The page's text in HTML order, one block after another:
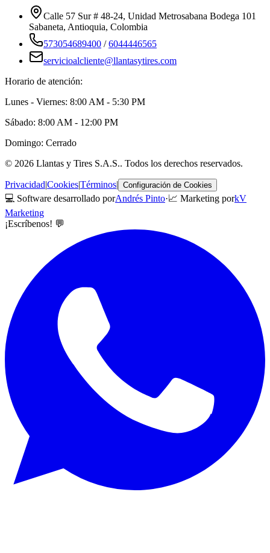
Calle 57 Sur # 48-24, Unidad Metrosabana Bodega 101
Sabaneta, Antioquia, Colombia
573054689400 /6044446565
servicioalcliente@llantasytires.com
Horario de atención:
Lunes - Viernes: 8:00 AM - 5:30 PM
Sábado: 8:00 AM - 12:00 PM
Domingo: Cerrado
© 2026 Llantas y Tires S.A.S.. Todos los derechos reservados.
Privacidad|Cookies|Términos| Configuración de Cookies
💻 Software desarrollado porAndrés Pinto·📈 Marketing porkV
Marketing
¡Escríbenos! 💬